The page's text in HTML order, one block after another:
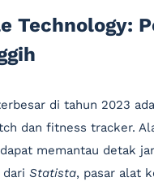
Technology:
di tahun 2023
dan fitness tracker.
memantau detak
Statista, pasar alat